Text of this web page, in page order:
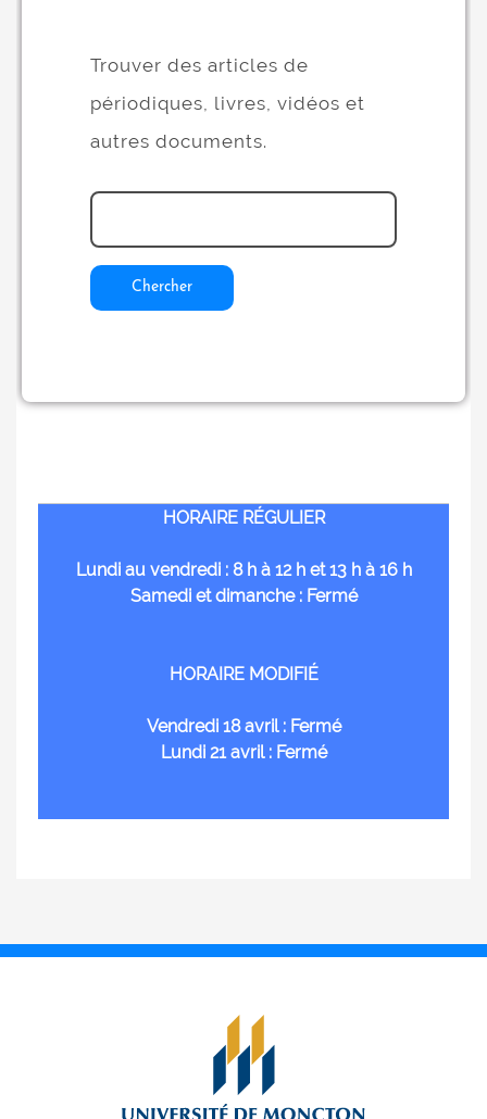
Trouver des articles de
périodiques, livres, vidéos et
autres documents.
Chercher
HORAIRE RÉGULIER
Lundi au vendredi : 8 h à 12 h et 13 h à 16 h
Samedi et dimanche : Fermé
HORAIRE MODIFIÉ
Vendredi 18 avril : Fermé
Lundi 21 avril : Fermé